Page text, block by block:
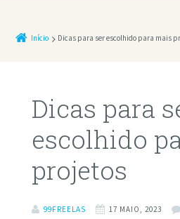
Início Dicas para ser escolhido para mais
Dicas para
escolhido
projetos
99FREELAS 17 MAIO, 2023